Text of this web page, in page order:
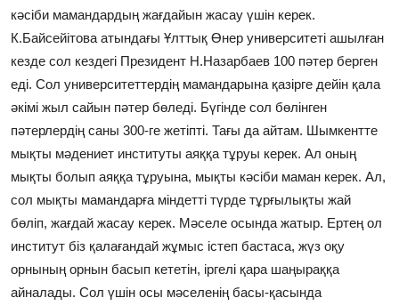
кәсіби мамандардың жағдайын жасау үшін керек.
К.Байсейітова атындағы Ұлттық Өнер университеті ашылған
кезде сол кездегі Президент Н.Назарбаев 100 пәтер берген
еді. Сол университеттердің мамандарына қазірге дейін қала
әкімі жыл сайын пәтер бөледі. Бүгінде сол бөлінген
пәтерлердің саны 300-ге жетіпті. Тағы да айтам. Шымкентте
мықты мәдениет институты аяққа тұруы керек. Ал оның
мықты болып аяққа тұруына, мықты кәсіби маман керек. Ал,
сол мықты мамандарға міндетті түрде тұрғылықты жай
бөліп, жағдай жасау керек. Мәселе осында жатыр. Ертең ол
институт біз қалағандай жұмыс істеп бастаса, жүз оқу
орнының орнын басып кететін, іргелі қара шаңыраққа
айналады. Сол үшін осы мәселенің басы-қасында